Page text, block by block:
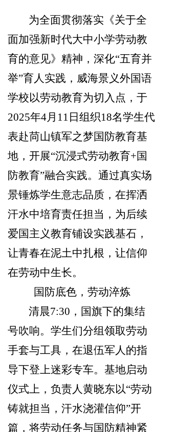
为全面贯彻落实《关于全
面加强新时代大中小学劳动教
育的意见》精神，深化“五育并
举”育人实践，威海景义外国语
学校以劳动教育为切入点，于
2025年4月11日组织18名学生代
表赴苘山镇军之梦国防教育基
地，开展“沉浸式劳动教育+国
防教育”融合实践。通过真实场
景锤炼学生意志品质，在挥洒
汗水中培育责任担当，为后续
爱国主义教育铺设实践基石，
让青春在泥土中扎根，让信仰
在劳动中生长。
国防底色，劳动淬炼
清晨7:30，国旗下的集结
号吹响。学生们分组领取劳动
手套与工具，在退伍军人的指
导下登上迷彩专车。基地启动
仪式上，负责人黄晓东以“劳动
铸就担当，汗水浇灌信仰”开
篇，将劳动任务与国防精神紧